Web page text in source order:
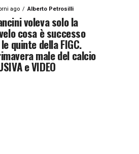
ago Alberto Petrosilli
voleva solo la
cosa è successo
quinte della FIGC.
male del calcio
e VIDEO